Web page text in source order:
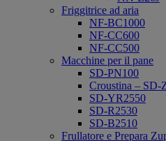
Friggitrice ad aria
NF-BC1000
NF-CC600
NF-CC500
Macchine per il pane
SD-PN100
Croustina – SD-
SD-YR2550
SD-R2530
SD-B2510
Frullatore e Prepara